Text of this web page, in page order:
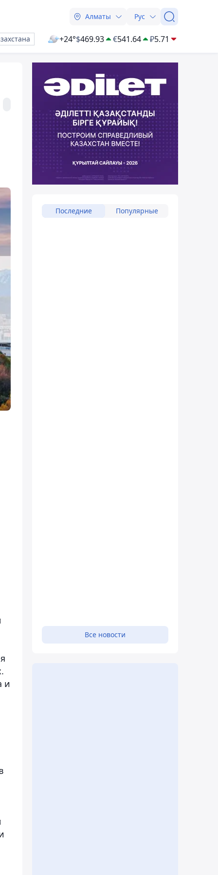
Алматы Рус
+24°$469.93 €541.64 ₽5.71
и
Последние Популярные
Все новости